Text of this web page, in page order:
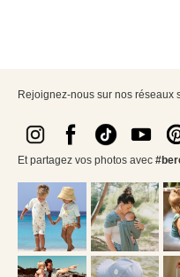
Rejoignez-nous sur nos réseaux
Et partagez vos photos avec